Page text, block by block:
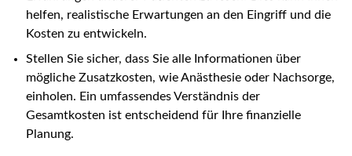
helfen, realistische Erwartungen an den Eingriff und die
Kosten zu entwickeln.
Stellen Sie sicher, dass Sie alle Informationen über
mögliche Zusatzkosten, wie Anästhesie oder Nachsorge,
einholen. Ein umfassendes Verständnis der
Gesamtkosten ist entscheidend für Ihre finanzielle
Planung.